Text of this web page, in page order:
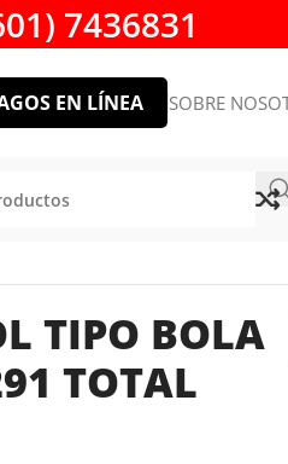
7436831
EN LÍNEA SOBRE
TIPO BOLA
TOTAL